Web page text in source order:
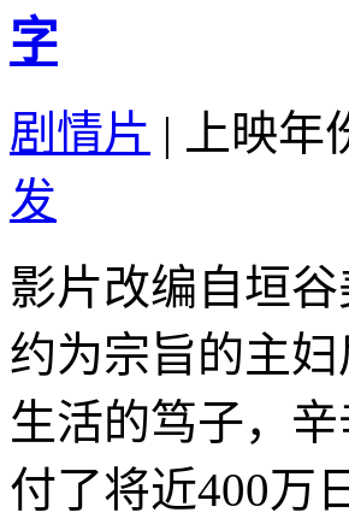
字
剧情片 | 上映年
发
影片改编自垣
约为宗旨的主
生活的笃子，
付了将近400万